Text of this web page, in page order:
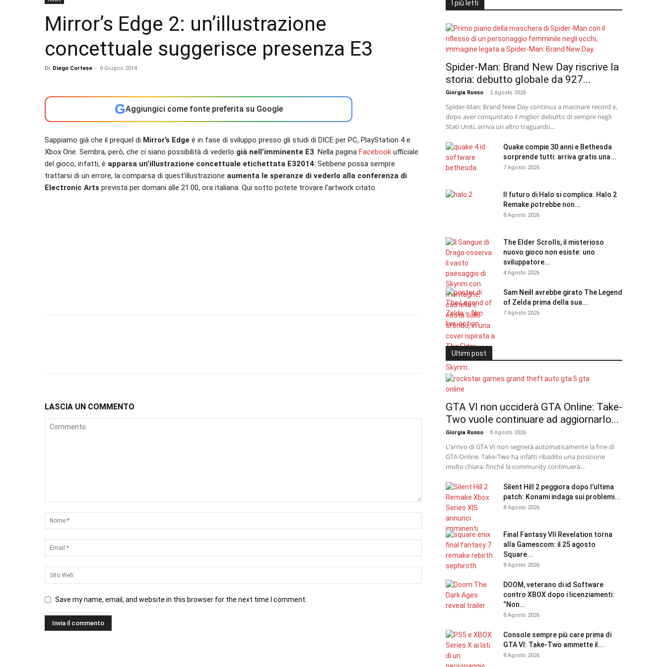
Mirror’s Edge 2: un’illustrazione
concettuale suggerisce presenza E3
Di Diego Cortese - 8 Giugno 2014
GAggiungici come fonte preferita su Google
Sappiamo già che il prequel di Mirror’s Edge è in fase di sviluppo presso gli studi di DICE per PC, PlayStation 4 e
Xbox One. Sembra, però, che ci siano possibilità di vederlo già nell’imminente E3. Nella pagina Facebook ufficiale
del gioco, infatti, è apparsa un’illustrazione concettuale etichettata E32014. Sebbene possa sempre
trattarsi di un errore, la comparsa di quest’illustrazione aumenta le speranze di vederlo alla conferenza di
Electronic Arts prevista per domani alle 21:00, ora italiana. Qui sotto potete trovare l’artwork citato.
LASCIA UN COMMENTO
Save my name, email, and website in this browser for the next time I comment.
I più letti
Spider-Man: Brand New Day riscrive la
storia: debutto globale da 927...
Giorgia Russo - 2 Agosto 2026
Spider-Man: Brand New Day continua a macinare record e,
dopo aver conquistato il miglior debutto di sempre negli
Stati Uniti, arriva un altro traguardo...
Quake compie 30 anni e Bethesda
sorprende tutti: arriva gratis una...
7 Agosto 2026
Il futuro di Halo si complica: Halo 2
Remake potrebbe non...
8 Agosto 2026
The Elder Scrolls, il misterioso
nuovo gioco non esiste: uno
sviluppatore...
4 Agosto 2026
Sam Neill avrebbe girato The Legend
of Zelda prima della sua...
7 Agosto 2026
Ultimi post
GTA VI non ucciderà GTA Online: Take-
Two vuole continuare ad aggiornarlo...
Giorgia Russo - 8 Agosto 2026
L’arrivo di GTA VI non segnerà automaticamente la fine di
GTA Online. Take-Two ha infatti ribadito una posizione
molto chiara: finché la community continuerà...
Silent Hill 2 peggiora dopo l’ultima
patch: Konami indaga sui problemi...
8 Agosto 2026
Final Fantasy VII Revelation torna
alla Gamescom: il 25 agosto
Square...
8 Agosto 2026
DOOM, veterano di id Software
contro XBOX dopo i licenziamenti:
“Non...
8 Agosto 2026
Console sempre più care prima di
GTA VI: Take-Two ammette il...
8 Agosto 2026